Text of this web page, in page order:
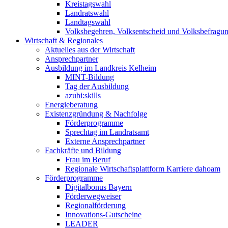
Kreistagswahl
Landratswahl
Landtagswahl
Volksbegehren, Volksentscheid und
Wirtschaft & Regionales
Aktuelles aus der Wirtschaft
Ansprechpartner
Ausbildung im Landkreis Kelheim
MINT-Bildung
Tag der Ausbildung
azubi:skills
Energieberatung
Existenzgründung & Nachfolge
Förderprogramme
Sprechtag im Landratsamt
Externe Ansprechpartner
Fachkräfte und Bildung
Frau im Beruf
Regionale Wirtschaftsplattform Karriere dahoam
Förderprogramme
Digitalbonus Bayern
Förderwegweiser
Regionalförderung
Innovations-Gutscheine
LEADER